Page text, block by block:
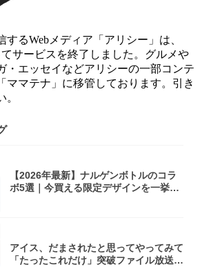
るWebメディア「アリシー」は、
てサービスを終了しました。グルメや
・エッセイなどアリシーの一部コンテ
ママテナ」に移管しております。引き
【2026年最新】ナルゲンボトルのコラ
ボ5選｜今買える限定デザインを一挙紹
アイス、だまされたと思ってやってみて
「たったこれだけ」突破ファイル放送で